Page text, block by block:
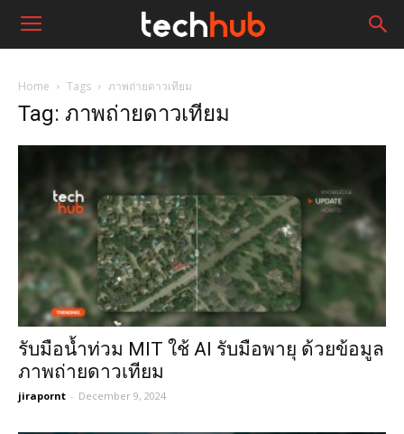
Home Tags ภาพถ่ายดาวเทียม
Tag: ภาพถ่ายดาวเทียม
รับมือน้ำท่วม MIT ใช้ AI รับมือพายุ ด้วยข้อมูล
ภาพถ่ายดาวเทียม
jirapornt - December 9, 2024